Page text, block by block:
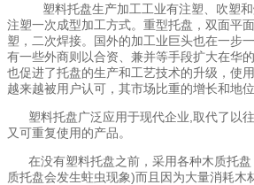
塑料托盘生产加工工业有注塑、吹塑
注塑一次成型加工方式。重型托盘，双面平
塑，二次焊接。国外的加工业巨头也在一步
有一些外商则以合资、兼并等手段扩大在华
也促进了托盘的生产和工艺技术的升级，使
越来越被用户认可，其市场比重的增长和地
塑料托盘广泛应用于现代企业 ,取代了以
又可重复使用的产品。
在没有塑料托盘之前，采用各种木质托
质托盘会发生蛀虫现象)而且因为大量消耗木